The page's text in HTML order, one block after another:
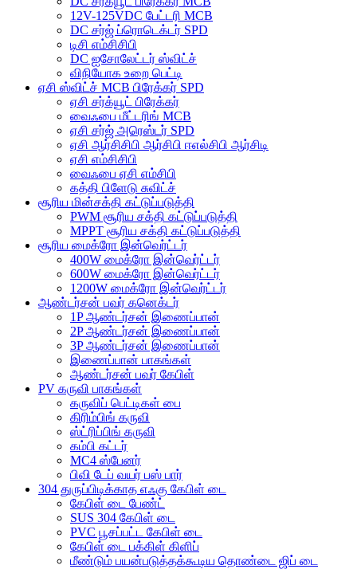
12V-125VDC பேட்டரி MCB
DC சர்ஜ் ப்ரொடெக்டர் SPD
டிசி எம்சிசிபி
DC ஐசோலேட்டர் ஸ்விட்ச்
விநியோக உறை பெட்டி
ஏசி ஸ்விட்ச் MCB பிரேக்கர் SPD
ஏசி சர்க்யூட் பிரேக்கர்
வைஃபை மீட்டரிங் MCB
ஏசி சர்ஜ் அரெஸ்டர் SPD
ஏசி ஆர்சிசிபி ஆர்சிபி ஈஎல்சிபி ஆர்சிடி
ஏசி எம்சிசிபி
வைஃபை ஏசி எம்சிபி
கத்தி பிளேடு சுவிட்ச்
சூரிய மின்சக்தி கட்டுப்படுத்தி
PWM சூரிய சக்தி கட்டுப்படுத்தி
MPPT சூரிய சக்தி கட்டுப்படுத்தி
சூரிய மைக்ரோ இன்வெர்ட்டர்
400W மைக்ரோ இன்வெர்ட்டர்
600W மைக்ரோ இன்வெர்ட்டர்
1200W மைக்ரோ இன்வெர்ட்டர்
ஆண்டர்சன் பவர் கனெக்டர்
1P ஆண்டர்சன் இணைப்பான்
2P ஆண்டர்சன் இணைப்பான்
3P ஆண்டர்சன் இணைப்பான்
இணைப்பான் பாகங்கள்
ஆண்டர்சன் பவர் கேபிள்
PV கருவி பாகங்கள்
கருவிப் பெட்டிகள் பை
கிரிம்பிங் கருவி
ஸ்ட்ரிப்பிங் கருவி
கம்பி கட்டர்
MC4 ஸ்பேனர்
பிவி டேப் வயர் பஸ் பார்
304 துருப்பிடிக்காத எஃகு கேபிள் டை
கேபிள் டை பேண்ட்
SUS 304 கேபிள் டை
PVC பூசப்பட்ட கேபிள் டை
கேபிள் டை பக்கிள் கிளிப்
மீண்டும் பயன்படுத்தக்கூடிய தொண்டை ஜிப் டை